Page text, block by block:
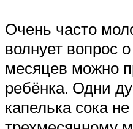
Очень часто
волнует вопрос
месяцев можно
ребёнка. Одни
капелька сока